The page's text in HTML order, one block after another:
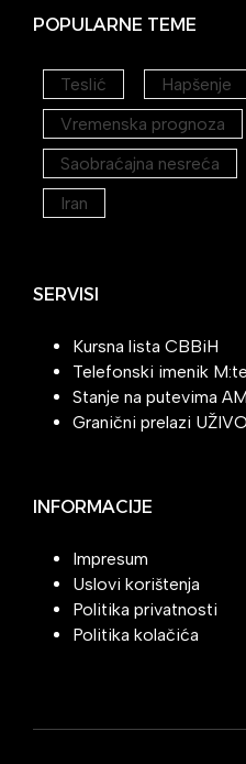
POPULARNE TEME
Teslić
Hapšenje
Vremenska prognoza
Saobraćajna nesreća
Iran
SERVISI
Kursna lista CBBiH
Telefonski imenik
Stanje na putevima
Granični prelazi UŽIVO
INFORMACIJE
Impresum
Uslovi korištenja
Politika privatnosti
Politika kolačića